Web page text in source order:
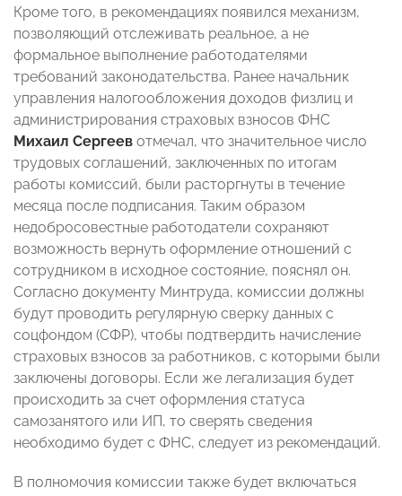
Кроме того, в рекомендациях появился механизм,
позволяющий отслеживать реальное, а не
формальное выполнение работодателями
требований законодательства. Ранее начальник
управления налогообложения доходов физлиц и
администрирования страховых взносов ФНС
Михаил Сергеев отмечал, что значительное число
трудовых соглашений, заключенных по итогам
работы комиссий, были расторгнуты в течение
месяца после подписания. Таким образом
недобросовестные работодатели сохраняют
возможность вернуть оформление отношений с
сотрудником в исходное состояние, пояснял он.
Согласно документу Минтруда, комиссии должны
будут проводить регулярную сверку данных с
соцфондом (СФР), чтобы подтвердить начисление
страховых взносов за работников, с которыми были
заключены договоры. Если же легализация будет
происходить за счет оформления статуса
самозанятого или ИП, то сверять сведения
необходимо будет с ФНС, следует из рекомендаций.
В полномочия комиссии также будет включаться